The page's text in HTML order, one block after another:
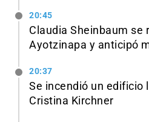
20:45
Claudia Sheinbaum se
Ayotzinapa y anticipó
20:37
Se incendió un edificio
Cristina Kirchner